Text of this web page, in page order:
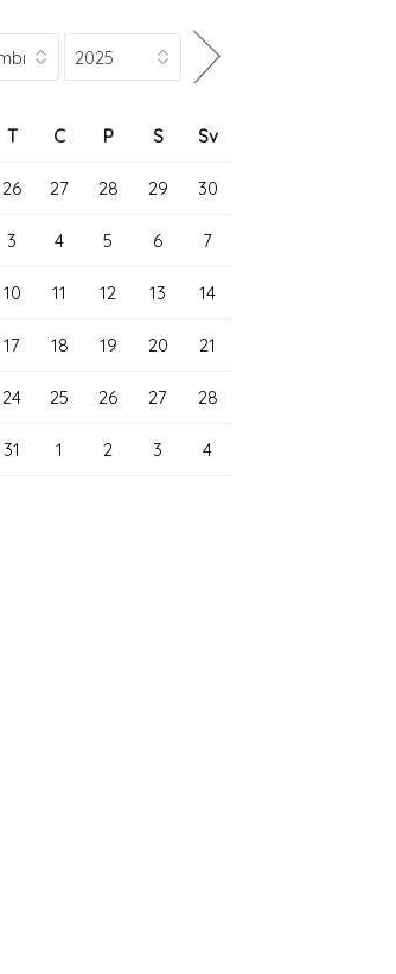
T C P S Sv
26 27 28 29 30
3 4 5 6 7
10 11 12 13 14
17 18 19 20 21
24 25 26 27 28
31 1 2 3 4